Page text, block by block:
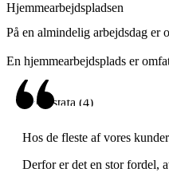
Hjemmearbejdspladsen
På en almindelig arbejdsdag
En hjemmearbejdsplads er
Hos de fleste af vores
Derfor er det en stor fordel,